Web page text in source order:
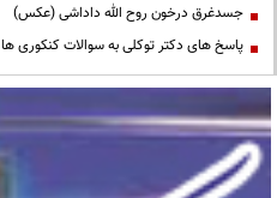
جسدغرق درخون روح الله داداشی (عکس)
پاسخ های دکتر توکلی به سوالات کنکوری ها